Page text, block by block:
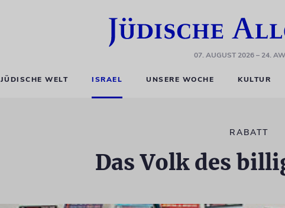
07. AUGUST 2026– 24.
JÜDISCHE WELT ISRAEL UNSERE WOCHE KULTUR
RABATT
Das Volk des